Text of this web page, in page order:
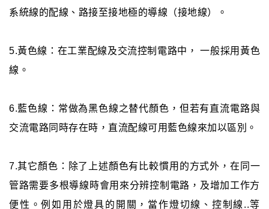
系統線的配線、路接至接地極的導線（接地線）。
5.黃色線：在工業配線及交流控制電路中， 一般採用黃色
線。
6.藍色線：常做為黑色線之替代顏色，但若有直流電路與
交流電路同時存在時，直流配線可用藍色線來加以區別。
7.其它顏色：除了上述顏色有比較慣用的方式外，在同一
管路需要多根導線時會用來分辨控制電路，及增加工作方
便性。例如用於燈具的開關，當作燈切線、控制線..等